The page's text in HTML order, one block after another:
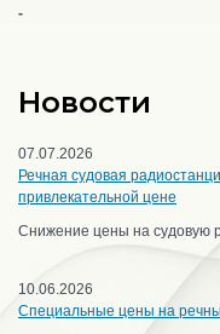
-
Новости
07.07.2026
Речная судовая
привлекательной цене
Снижение цены на судовую
10.06.2026
Специальные цены на